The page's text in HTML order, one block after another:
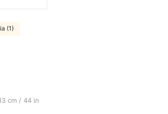
(1)
99 cm / 39 in, Busto: 100 cm / 39 in, Color: Negro, Talla: S
cm / 44 in